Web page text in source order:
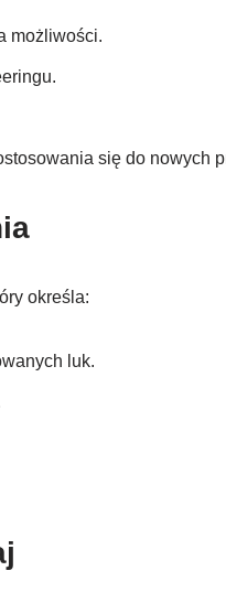
możliwości.
się do nowych
określa:
luk.